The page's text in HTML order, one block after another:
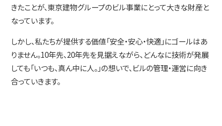
きたことが、東京建物グループのビル事業にとって大きな財産と
なっています。
しかし、私たちが提供する価値「安全・安心・快適」にゴールはあ
りません。10年先、20年先を見据えながら、どんなに技術が発展
しても「いつも、真ん中に人。」の想いで、ビルの管理・運営に向き
合っていきます。